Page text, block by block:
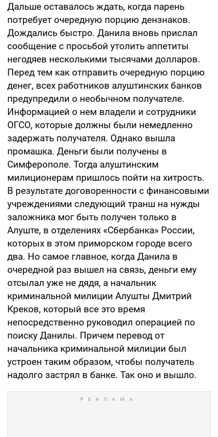
Дальше оставалось ждать, когда парень
потребует очередную порцию дензнаков.
Дождались быстро. Данила вновь прислал
сообщение с просьбой утолить аппетиты
негодяев несколькими тысячами долларов.
Перед тем как отправить очередную порцию
денег, всех работников алуштинских банков
предупредили о необычном получателе.
Информацией о нем владели и сотрудники
ОГСО, которые должны были немедленно
задержать получателя. Однако вышла
промашка. Деньги были получены в
Симферополе. Тогда алуштинским
милиционерам пришлось пойти на хитрость.
В результате договоренности с финансовыми
учреждениями следующий транш на нужды
заложника мог быть получен только в
Алуште, в отделениях «Сбербанка» России,
которых в этом приморском городе всего
два. Но самое главное, когда Данила в
очередной раз вышел на связь, деньги ему
отсылал уже не дядя, а начальник
криминальной милиции Алушты Дмитрий
Креков, который все это время
непосредственно руководил операцией по
поиску Данилы. Причем перевод от
начальника криминальной милиции был
устроен таким образом, чтобы получатель
надолго застрял в банке. Так оно и вышло.